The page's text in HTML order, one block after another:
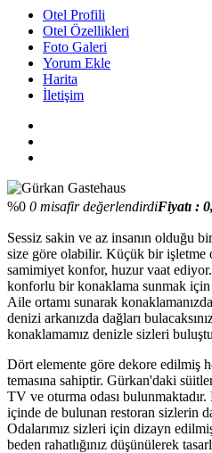
Otel Profili
Otel Özellikleri
Foto Galeri
Yorum Ekle
Harita
İletişim
%0 0 misafir değerlendirdiFiyatı :
Sessiz sakin ve az insanın olduğu
size göre olabilir. Küçük bir işletme
samimiyet konfor, huzur vaat
konforlu bir konaklama sunmak için
Aile ortamı sunarak
denizi arkanızda dağları
konaklamamız denizle sizleri
Dört elemente göre dekore edilmiş
temasına sahiptir. Gürkan'daki
TV ve oturma odası
içinde de bulunan restoran sizlerin
Odalarımız sizleri için dizayn
beden rahatlığınız düşünülerek